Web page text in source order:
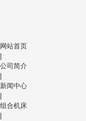
网站首页
|
公司简介
|
新闻中心
|
组合机床
|